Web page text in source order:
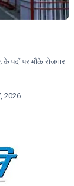
पदों पर मौके रोजगार
2026